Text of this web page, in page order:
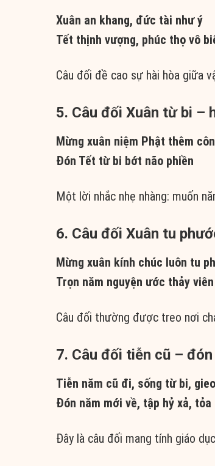
Xuân an khang, đức tài như ý
Tết thịnh vượng, phúc thọ vô
Câu đối đề cao sự hài hòa giữa
5. Câu đối Xuân từ bi –
Mừng xuân niệm Phật thêm
Đón Tết từ bi bớt não phiền
Một lời nhắc nhẹ nhàng: muốn
6. Câu đối Xuân tu
Mừng xuân kính chúc luôn tu
Trọn năm nguyện ước thảy
Câu đối thường được treo nơi
7. Câu đối tiễn cũ –
Tiễn năm cũ đi, sống từ bi,
Đón năm mới về, tập hỷ xả,
Đây là câu đối mang tính giáo